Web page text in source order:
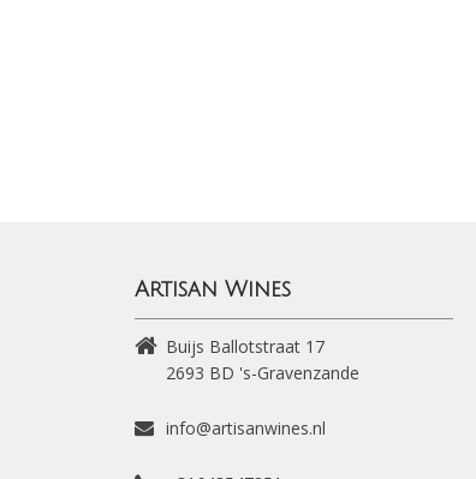
Artisan Wines
Buijs Ballotstraat 17
2693 BD 's-Gravenzande
info@artisanwines.nl